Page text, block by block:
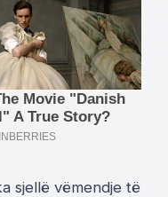
sjellë vëmendje të